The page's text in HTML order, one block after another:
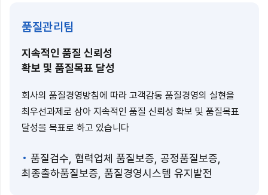
품질관리팀
지속적인 품질 신뢰성
확보 및 품질목표 달성
회사의 품질경영방침에 따라 고객감동 품질경영의 실현을
최우선과제로 삼아 지속적인 품질 신뢰성 확보 및 품질목표
달성을 목표로 하고 있습니다
품질검수, 협력업체 품질보증, 공정품질보증,
최종출하품질보증, 품질경영시스템 유지발전